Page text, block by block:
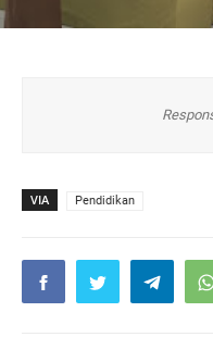
VIA Pendidikan